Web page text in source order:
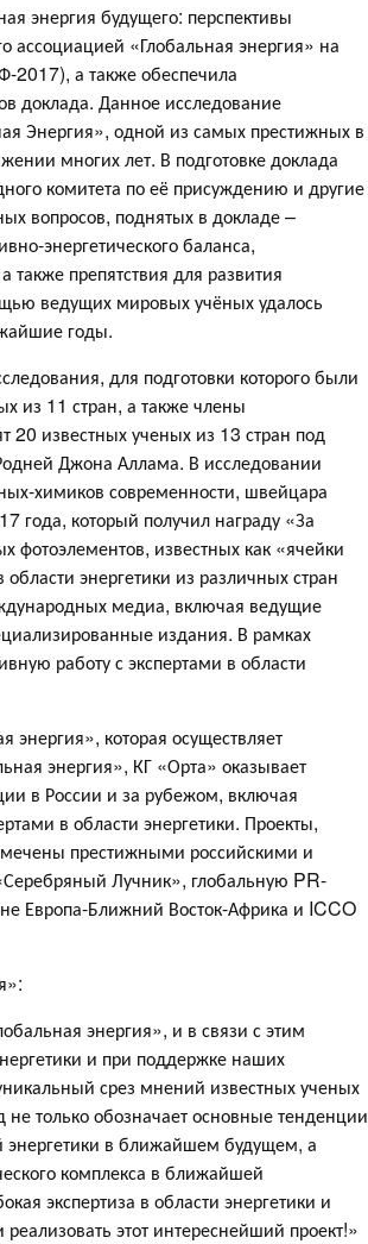
энергия будущего: перспективы
ассоциацией «Глобальная энергия» на
а также обеспечила
доклада. Данное исследование
Энергия», одной из самых престижных в
многих лет. В подготовке доклада
комитета по её присуждению и другие
вопросов, поднятых в докладе –
энергетического баланса,
также препятствия для развития
ведущих мировых учёных удалось
годы.
для подготовки которого были
из 11 стран, а также члены
известных ученых из 13 стран под
Джона Аллама. В исследовании
химиков современности, швейцара
года, который получил награду «За
фотоэлементов, известных как «ячейки
энергетики из различных стран
медиа, включая ведущие
издания. В рамках
работу с экспертами в области
энергия», которая осуществляет
энергия», КГ «Орта» оказывает
в России и за рубежом, включая
в области энергетики. Проекты,
престижными российскими и
Лучник», глобальную PR-
Европа-Ближний Восток-Африка и ICCO
энергия», и в связи с этим
и при поддержке наших
срез мнений известных ученых
не только обозначает основные тенденции
энергетики в ближайшем будущем, а
комплекса в ближайшей
экспертиза в области энергетики и
этот интереснейший проект!»